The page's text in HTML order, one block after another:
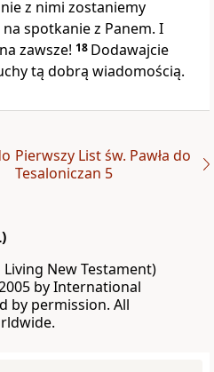
z nimi zostaniemy
spotkanie z Panem. I
zawsze! 18 Dodawajcie
tą dobrą wiadomością.
Pierwszy List św. Pawła do
Tesaloniczan 5
Living New Testament)
by International
by permission. All